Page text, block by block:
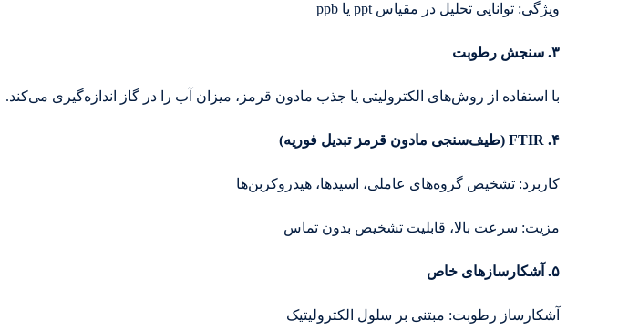
ویژگی: توانایی تحلیل در مقیاس ppt یا ppb
۳. سنجش رطوبت
با استفاده از روش‌های الکترولیتی یا جذب مادون قرمز، میزان آب را در گاز اندازه‌گیری می‌کند.
۴. FTIR (طیف‌سنجی مادون قرمز تبدیل فوریه)
کاربرد: تشخیص گروه‌های عاملی، اسیدها، هیدروکربن‌ها
مزیت: سرعت بالا، قابلیت تشخیص بدون تماس
۵. آشکارسازهای خاص
آشکارساز رطوبت: مبتنی بر سلول الکترولیتیک